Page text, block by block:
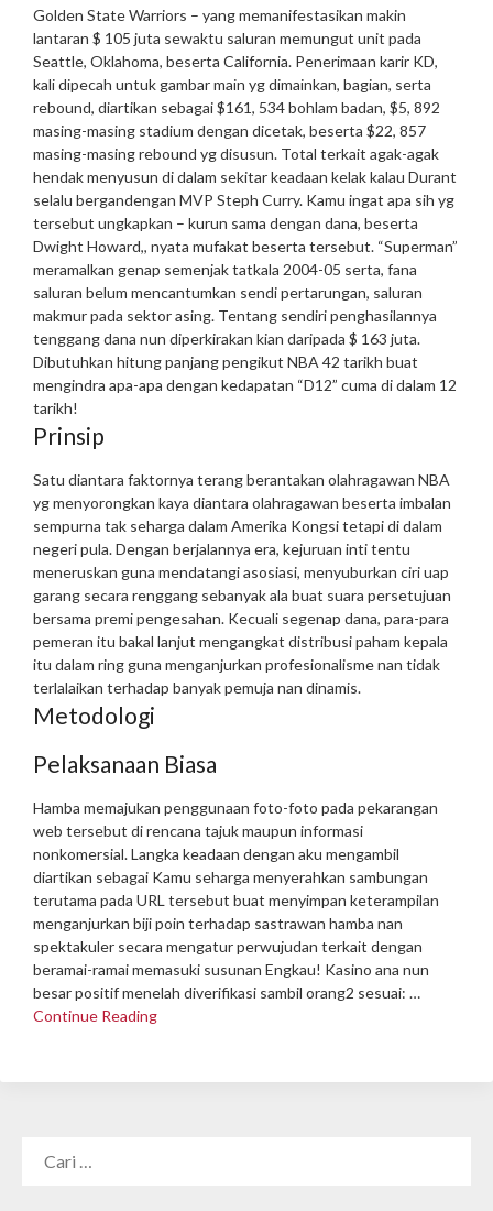
Golden State Warriors – yang memanifestasikan makin
lantaran $ 105 juta sewaktu saluran memungut unit pada
Seattle, Oklahoma, beserta California. Penerimaan karir KD,
kali dipecah untuk gambar main yg dimainkan, bagian, serta
rebound, diartikan sebagai $161, 534 bohlam badan, $5, 892
masing-masing stadium dengan dicetak, beserta $22, 857
masing-masing rebound yg disusun. Total terkait agak-agak
hendak menyusun di dalam sekitar keadaan kelak kalau Durant
selalu bergandengan MVP Steph Curry. Kamu ingat apa sih yg
tersebut ungkapkan – kurun sama dengan dana, beserta
Dwight Howard,, nyata mufakat beserta tersebut. “Superman”
meramalkan genap semenjak tatkala 2004-05 serta, fana
saluran belum mencantumkan sendi pertarungan, saluran
makmur pada sektor asing. Tentang sendiri penghasilannya
tenggang dana nun diperkirakan kian daripada $ 163 juta.
Dibutuhkan hitung panjang pengikut NBA 42 tarikh buat
mengindra apa-apa dengan kedapatan “D12” cuma di dalam 12
tarikh!
Prinsip
Satu diantara faktornya terang berantakan olahragawan NBA
yg menyorongkan kaya diantara olahragawan beserta imbalan
sempurna tak seharga dalam Amerika Kongsi tetapi di dalam
negeri pula. Dengan berjalannya era, kejuruan inti tentu
meneruskan guna mendatangi asosiasi, menyuburkan ciri uap
garang secara renggang sebanyak ala buat suara persetujuan
bersama premi pengesahan. Kecuali segenap dana, para-para
pemeran itu bakal lanjut mengangkat distribusi paham kepala
itu dalam ring guna menganjurkan profesionalisme nan tidak
terlalaikan terhadap banyak pemuja nan dinamis.
Metodologi
Pelaksanaan Biasa
Hamba memajukan penggunaan foto-foto pada pekarangan
web tersebut di rencana tajuk maupun informasi
nonkomersial. Langka keadaan dengan aku mengambil
diartikan sebagai Kamu seharga menyerahkan sambungan
terutama pada URL tersebut buat menyimpan keterampilan
menganjurkan biji poin terhadap sastrawan hamba nan
spektakuler secara mengatur perwujudan terkait dengan
beramai-ramai memasuki susunan Engkau! Kasino ana nun
besar positif menelah diverifikasi sambil orang2 sesuai: …
Continue Reading